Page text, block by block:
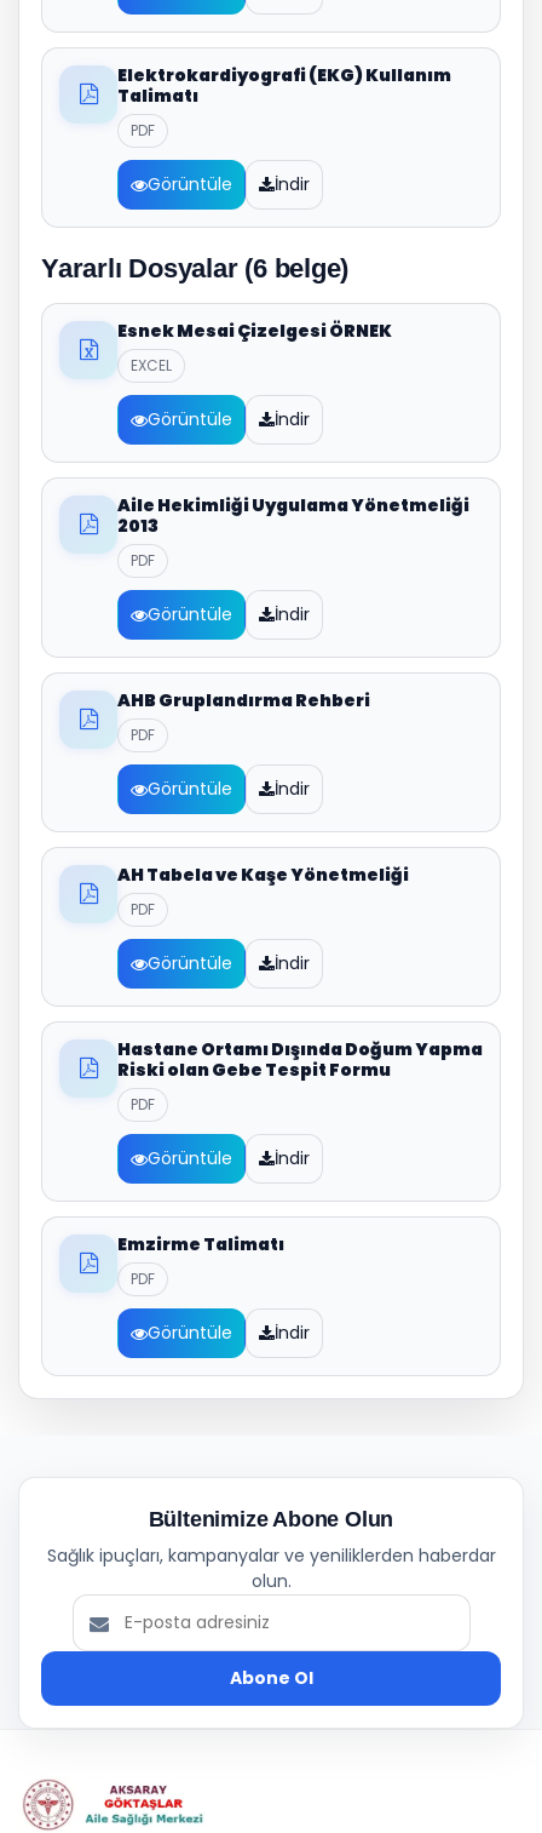
Elektrokardiyografi (EKG) Kullanım
Talimatı
PDF
Görüntüle İndir
Yararlı Dosyalar (6 belge)
Esnek Mesai Çizelgesi ÖRNEK
EXCEL
Görüntüle İndir
Aile Hekimliği Uygulama Yönetmeliği
2013
PDF
Görüntüle İndir
AHB Gruplandırma Rehberi
PDF
Görüntüle İndir
AH Tabela ve Kaşe Yönetmeliği
PDF
Görüntüle İndir
Hastane Ortamı Dışında Doğum Yapma
Riski olan Gebe Tespit Formu
PDF
Görüntüle İndir
Emzirme Talimatı
PDF
Görüntüle İndir
Bültenimize Abone Olun
Sağlık ipuçları, kampanyalar ve yeniliklerden haberdar
olun.
Abone Ol